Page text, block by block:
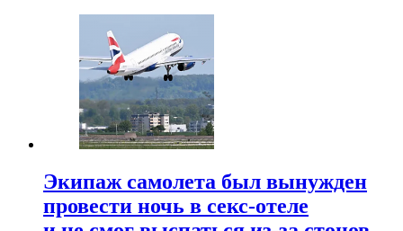
Экипаж самолета был вынужден
провести ночь в секс-отеле